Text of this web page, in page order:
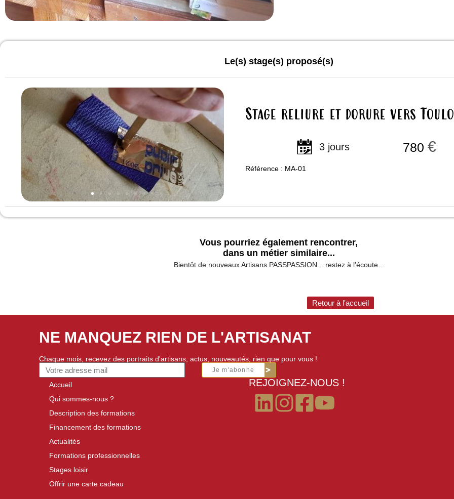
Le(s) stage(s) proposé(s)
Stage reliure et dorure vers
3 jours 780€
Référence : MA-01
Vous pourriez également rencontrer,
dans un métier similaire...
Bientôt de nouveaux Artisans PASSPASSION... restez à l'écoute...
Retour à l'accueil
NE MANQUEZ RIEN DE L'ARTISANAT
Chaque mois, recevez des portraits d'artisans, actus, nouveautés, rien que pour vous !
Je m'abonne
Accueil
Qui sommes-nous ?
Description des formations
Financement des formations
Actualités
Formations professionnelles
Stages loisir
Offrir une carte cadeau
REJOIGNEZ-NOUS !